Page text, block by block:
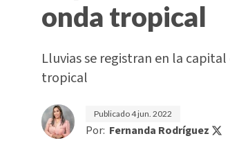
onda tropical
Lluvias se registran en la
tropical
Publicado4 jun. 2022
Por: Fernanda Rodríguez